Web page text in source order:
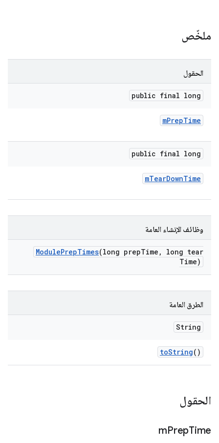
ملخّص
الحقول
public final long
mPrepTime
public final long
mTearDownTime
وظائف الإنشاء العامة
ModulePrepTimes(long prepTime ,
long tear
Time)
الطرق العامة
String
toString()
الحقول
mPrepTime